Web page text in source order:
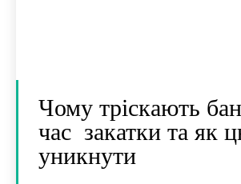
Чому тріскають
час закатки та як
уникнути